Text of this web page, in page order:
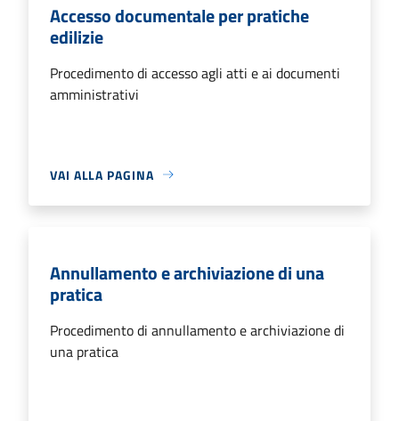
Accesso documentale per pratiche
edilizie
Procedimento di accesso agli atti e ai documenti
amministrativi
VAI ALLA PAGINA
Annullamento e archiviazione di una
pratica
Procedimento di annullamento e archiviazione di
una pratica